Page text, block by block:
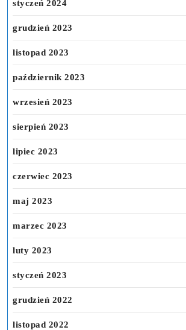
styczeń 2024
grudzień 2023
listopad 2023
październik 2023
wrzesień 2023
sierpień 2023
lipiec 2023
czerwiec 2023
maj 2023
marzec 2023
luty 2023
styczeń 2023
grudzień 2022
listopad 2022